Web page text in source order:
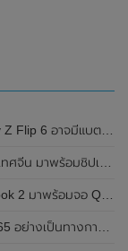
า Samsung Galaxy Z Flip 5
ะแบตเตอรี่ขนาดใหญ่ ในราคาเริ่มต้นที่ 3,299 หยวน
ตอรี่12+ ชั่วโมง ในราคาที่ถูก
ม ในวันที่ 4 เมษายน 2024 นี้